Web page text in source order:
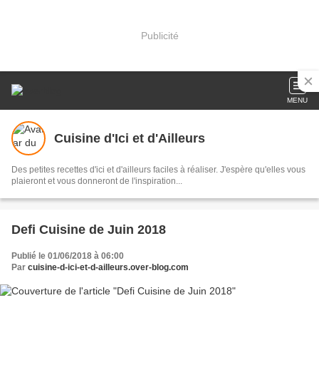
Publicité
MENU
Cuisine d'Ici et d'Ailleurs
Des petites recettes d'ici et d'ailleurs faciles à réaliser. J'espère qu'elles vous
plaieront et vous donneront de l'inspiration...
Defi Cuisine de Juin 2018
Publié le 01/06/2018 à 06:00
Par cuisine-d-ici-et-d-ailleurs.over-blog.com